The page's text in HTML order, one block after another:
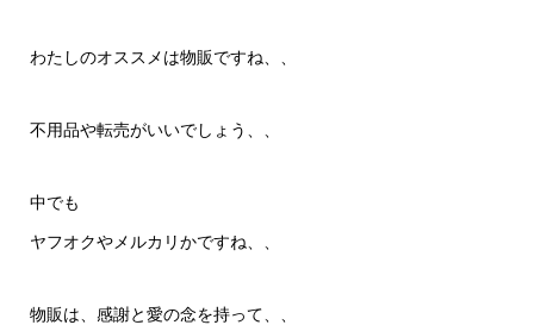
わたしのオススメは物販ですね、、
不用品や転売がいいでしょう、、
中でも
ヤフオクやメルカリかですね、、
物販は、感謝と愛の念を持って、、